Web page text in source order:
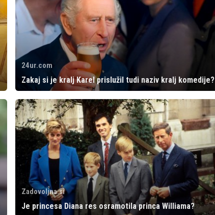
24ur.com
Zakaj si je kralj Karel prislužil tudi naziv kralj komedije?
Zadovoljna.si
Je princesa Diana res osramotila princa Williama?